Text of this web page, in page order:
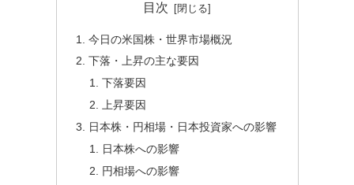
目次
今日の米国株・世界市場概況
下落・上昇の主な要因
下落要因
上昇要因
日本株・円相場・日本投資家への影響
日本株への影響
円相場への影響